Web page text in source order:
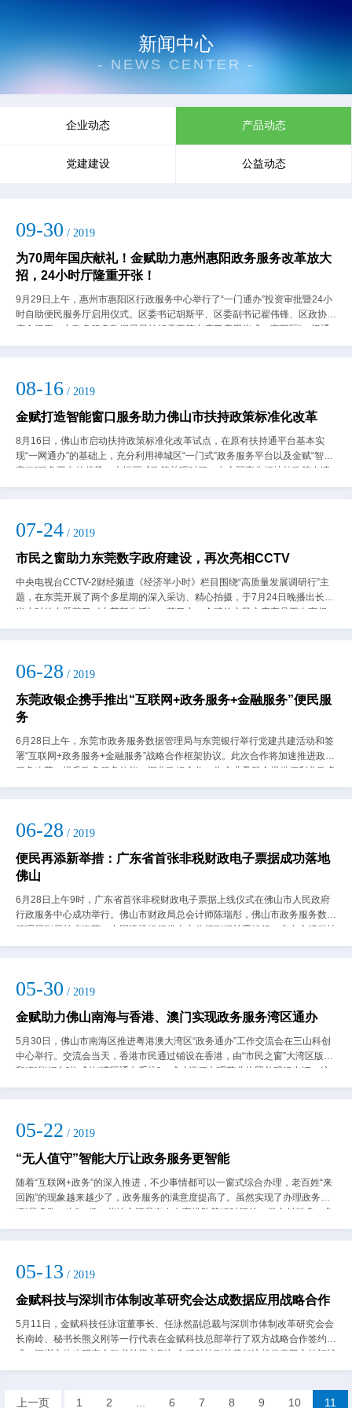
新闻中心
- NEWS CENTER -
企业动态 产品动态
党建建设 公益动态
09-30 / 2019
为70周年国庆献礼！金赋助力惠州惠阳政务服务改革放大
招，24小时厅隆重开张！
9月29日上午，惠州市惠阳区行政服务中心举行了“一门通办”投资审批暨24小
时自助便民服务厅启用仪式。区委书记胡斯平、区委副书记翟伟锋、区政协主
席余汉平，市政务服务数据局局长胡雪平等出席了启用仪式。惠阳区“一门通
办”投资审批暨24小时自助便民...
08-16 / 2019
金赋打造智能窗口服务助力佛山市扶持政策标准化改革
8月16日，佛山市启动扶持政策标准化改革试点，在原有扶持通平台基本实
现“一网通办”的基础上，充分利用禅城区“一门式”政务服务平台以及金赋“智能
窗口”服务平台的优势，大幅压减政策兑现时间，在全国率先把扶持政策申请
到兑现时间全部压缩在两个月以内...
07-24 / 2019
市民之窗助力东莞数字政府建设，再次亮相CCTV
中央电视台CCTV-2财经频道《经济半小时》栏目围绕“高质量发展调研行”主
题，在东莞开展了两个多星期的深入采访、精心拍摄，于7月24日晚播出长度
半小时的专题节目《东莞新生活》。节目中，金赋的市民之窗产品再次亮相。
《经济半小时》播出画面&nb...
06-28 / 2019
东莞政银企携手推出“互联网+政务服务+金融服务”便民服
务
6月28日上午，东莞市政务服务数据管理局与东莞银行举行党建共建活动和签
署“互联网+政务服务+金融服务”战略合作框架协议。此次合作将加速推进政务
服务改革，提升政务服务效能，深化政银合作，为企业及群众提供便利化政务
服务、普惠金融服务。市政务服务...
06-28 / 2019
便民再添新举措：广东省首张非税财政电子票据成功落地
佛山
6月28日上午9时，广东省首张非税财政电子票据上线仪式在佛山市人民政府
行政服务中心成功举行。佛山市财政局总会计师陈瑞彤，佛山市政务服务数据
管理局副局长卢海英，中国建设银行佛山市分行副行长霍锦行，广东金赋科技
股份有限公司副总裁薛弋达等参加了首...
05-30 / 2019
金赋助力佛山南海与香港、澳门实现政务服务湾区通办
5月30日，佛山市南海区推进粤港澳大湾区“政务通办”工作交流会在三山科创
中心举行。交流会当天，香港市民通过铺设在香港，由“市民之窗”大湾区版本
和“智能柜台”构成的“湾区通办系统”，成功远程办理营业执照并现场出证。这
是香港与内地政务服务“跨境...
05-22 / 2019
“无人值守”智能大厅让政务服务更智能
随着“互联网+政务”的深入推进，不少事情都可以一窗式综合办理，老百姓“来
回跑”的现象越来越少了，政务服务的满意度提高了。虽然实现了办理政务事
项“最多跑一次”，但一些地方还是存在办事排队等候时间长、提交材料多、非
工作时间不受理等诸多情况，便民...
05-13 / 2019
金赋科技与深圳市体制改革研究会达成数据应用战略合作
5月11日，金赋科技任泳谊董事长、任泳然副总裁与深圳市体制改革研究会会
长南岭、秘书长熊义刚等一行代表在金赋科技总部举行了双方战略合作签约仪
式。深圳市体改研究会秘书长熊义刚与金赋科技副总裁任泳然代表双方签订战
略合作协议 深圳市体制改...
上一页 1 2 6 7 8 9 10 11